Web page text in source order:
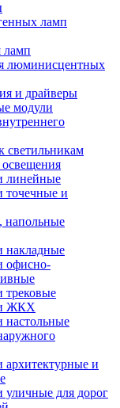
ламп
ламп
люминисцентных
и драйверы
модули
светильникам
освещения
линейные
точечные и
напольные
накладные
офисно-
трековые
ЖКХ
настольные
архитектурные и
уличные для дорог